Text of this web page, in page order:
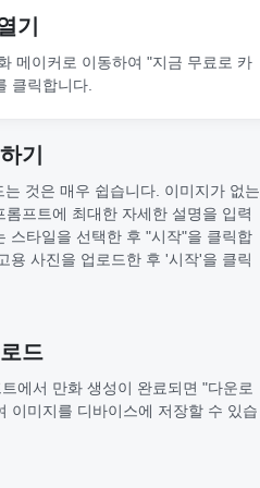
기
메이커로 이동하여 "지금 무료로 카
클릭합니다.
기
는 것은 매우 쉽습니다. 이미지가 없는
롬프트에 최대한 자세한 설명을 입력
스타일을 선택한 후 "시작"을 클릭합
용 사진을 업로드한 후 '시작'을 클릭
드
에서 만화 생성이 완료되면 "다운로
이미지를 디바이스에 저장할 수 있습